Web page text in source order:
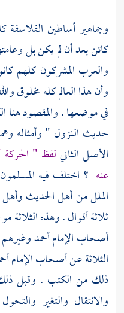
وجماهير أساطين الفلاسفة
كائن بعد أن لم يكن بل
والعرب المشركون كلهم
وأن هذا العالم كله مخلوق
في موضعها . والمقصود هنا
حديث النزول " وأمثاله
الأصل الثانيلفظ "
عنه ؟ اختلف فيه
الملل من أهل الحديث
ثلاثة أقوال . وهذه
أصحاب الإمام أحمد وغيرهم
الثلاثة عن أصحاب الإمام
ذلك من الكتب . وقبل
والانتقال والتغير